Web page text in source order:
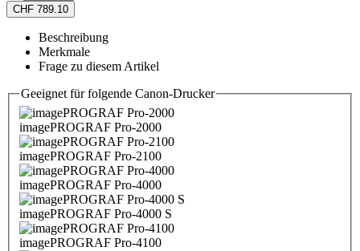
CHF 789.10
Beschreibung
Merkmale
Frage zu diesem Artikel
Geeignet für folgende Canon-Drucker
imagePROGRAF Pro-2000
imagePROGRAF Pro-2100
imagePROGRAF Pro-4000
imagePROGRAF Pro-4000 S
imagePROGRAF Pro-4100